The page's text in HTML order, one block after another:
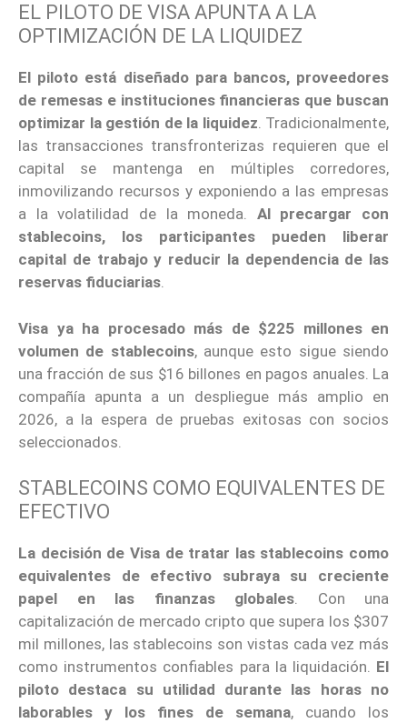
EL PILOTO DE VISA APUNTA A LA
OPTIMIZACIÓN DE LA LIQUIDEZ
El piloto está diseñado para bancos, proveedores
de remesas e instituciones financieras que buscan
optimizar la gestión de la liquidez. Tradicionalmente,
las transacciones transfronterizas requieren que el
capital se mantenga en múltiples corredores,
inmovilizando recursos y exponiendo a las empresas
a la volatilidad de la moneda. Al precargar con
stablecoins, los participantes pueden liberar
capital de trabajo y reducir la dependencia de las
reservas fiduciarias.
Visa ya ha procesado más de $225 millones en
volumen de stablecoins, aunque esto sigue siendo
una fracción de sus $16 billones en pagos anuales. La
compañía apunta a un despliegue más amplio en
2026, a la espera de pruebas exitosas con socios
seleccionados.
STABLECOINS COMO EQUIVALENTES DE
EFECTIVO
La decisión de Visa de tratar las stablecoins como
equivalentes de efectivo subraya su creciente
papel en las finanzas globales. Con una
capitalización de mercado cripto que supera los $307
mil millones, las stablecoins son vistas cada vez más
como instrumentos confiables para la liquidación. El
piloto destaca su utilidad durante las horas no
laborables y los fines de semana, cuando los